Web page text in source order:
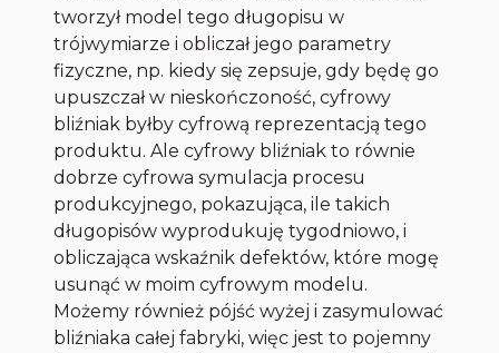
tworzył model tego długopisu w
trójwymiarze i obliczał jego parametry
fizyczne, np. kiedy się zepsuje, gdy będę go
upuszczał w nieskończoność, cyfrowy
bliźniak byłby cyfrową reprezentacją tego
produktu. Ale cyfrowy bliźniak to równie
dobrze cyfrowa symulacja procesu
produkcyjnego, pokazująca, ile takich
długopisów wyprodukuję tygodniowo, i
obliczająca wskaźnik defektów, które mogę
usunąć w moim cyfrowym modelu.
Możemy również pójść wyżej i zasymulować
bliźniaka całej fabryki, więc jest to pojemny